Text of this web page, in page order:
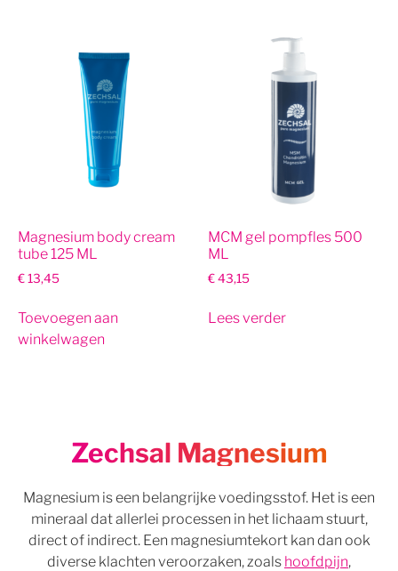
Magnesium body cream
tube 125 ML
€13,45
Toevoegen aan
winkelwagen
MCM gel pompfles 500
ML
€43,15
Lees verder
Zechsal Magnesium
Magnesium is een belangrijke voedingsstof. Het is een
mineraal dat allerlei processen in het lichaam stuurt,
direct of indirect. Een magnesiumtekort kan dan ook
diverse klachten veroorzaken, zoals hoofdpijn,